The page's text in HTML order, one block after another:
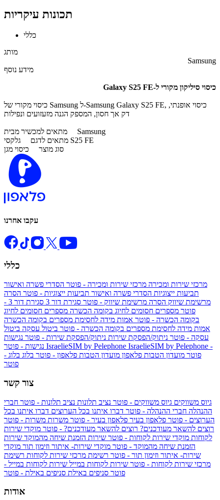
תכונות עיקריות
כללי
מותג
Samsung
מידע נוסף
כיסוי סיליקון מקורי ל-Galaxy S25 FE
כיסוי מקורי של Samsung ל-Samsung Galaxy S25 FE, כיסוי אופנתי,
דק אך חסון, המספק הגנה מזעזועים ונפילות
מתאים למכשיר מבית Samsung
מתאים לדגם גלקסי S25 FE
סוג מוצר כיסוי מגן
עקבו אחרנו
כללי
מרכזי שירות ומכירה מרכזי שירות ומכירה - פוטר הסדרי פשרה ואישור
תביעות ייצוגיות הסדרי פשרה ואישור תביעות ייצוגיות - פוטר הסרה
מרשימת שיווק הסרה מרשימת שיווק - פוטר סגירת דור 3
סגירת דור 3 -
פוטר מספרים חסומים לחיוג בקומה הכשרה מספרים חסומים לחיוג
בקומה הכשרה - פוטר אמות מידה לחסימת מספרים בקומה הכשרה
אמות מידה לחסימת מספרים בקומה הכשרה - פוטר ביטול עסקה ביטול
עסקה - פוטר ניתוק/הפסקת שירות ניתוק/הפסקת שירות - פוטר נגישות
IsraelieSIM by Pelephone IsraelieSIM by Pelephone -
פוטר מועדון הטבות פלאפון מועדון הטבות פלאפון - פוטר בלוג בלוג -
פוטר
צור קשר
גיוס משווקים גיוס משווקים - פוטר נציב תלונות נציב תלונות - פוטר חברי
ההנהלה חברי ההנהלה - פוטר דברו איתנו בכל הערוצים דברו איתנו בכל
הערוצים - פוטר פלאפון בעיר פלאפון בעיר - פוטר משרות משרות - פוטר
רוצים להשאר מעודכנים? רוצים להשאר מעודכנים? - פוטר מוקדי שירות
לקוחות מוקדי שירות לקוחות - פוטר שירות הזמנת שיחה מהמוקד שירות
הזמנת שיחה מהמוקד - פוטר מוקדי שירות- איתור וזימון תור מוקדי
שירות- איתור וזימון תור - פוטר רשימת מרכזי שירות לקוחות רשימת
מרכזי שירות לקוחות - פוטר שירות לקוחות במייל שירות לקוחות במייל -
פוטר סניפים באילת סניפים באילת - פוטר
אודות